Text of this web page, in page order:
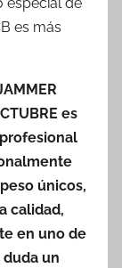
es más
es
únicos,
calidad,
en uno de
duda un